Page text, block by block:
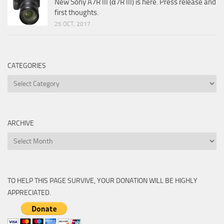
New Sony A7R III (α7R III) is here. Press release and
first thoughts.
25 OCT, 2017
CATEGORIES
Categories
ARCHIVE
Archive
TO HELP THIS PAGE SURVIVE, YOUR DONATION WILL BE HIGHLY
APPRECIATED.